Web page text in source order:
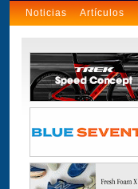
Noticias Artículos